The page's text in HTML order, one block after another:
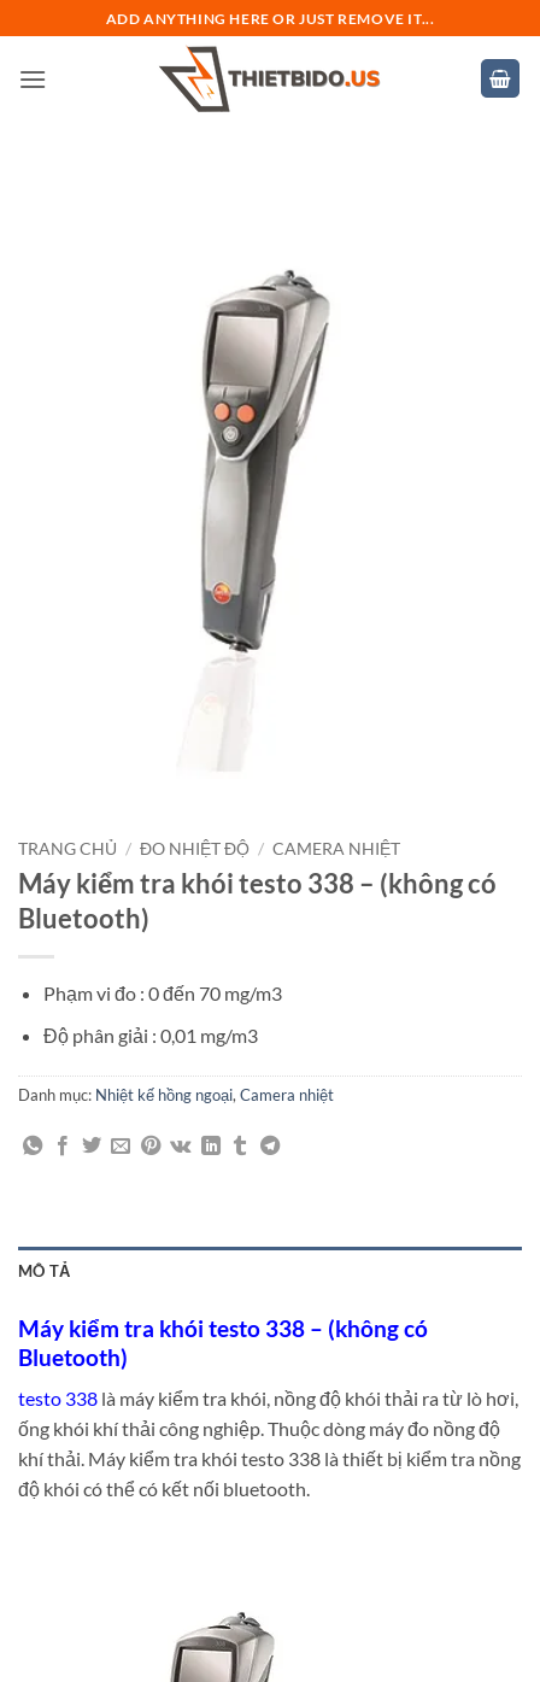
qua
nội
ADD ANYTHING HERE OR JUST REMOVE IT...
TRANG CHỦ / ĐO NHIỆT ĐỘ / CAMERA NHIỆT
Máy kiểm tra khói testo 338 – (không có
Bluetooth)
Phạm vi đo : 0 đến 70 mg/m3
Độ phân giải : 0,01 mg/m3
Danh mục: Nhiệt kế hồng ngoại, Camera nhiệt
MÔ TẢ
Máy kiểm tra khói testo 338 – (không có
Bluetooth)
testo 338 là máy kiểm tra khói, nồng độ khói thải ra từ lò hơi,
ống khói khí thải công nghiệp. Thuộc dòng máy đo nồng độ
khí thải. Máy kiểm tra khói testo 338 là thiết bị kiểm tra nồng
độ khói có thể có kết nối bluetooth.